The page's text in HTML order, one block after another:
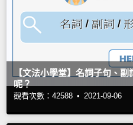
【文法小學堂】名詞子句、
呢？
觀看次數：42588 • 2021-09-06